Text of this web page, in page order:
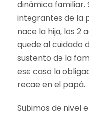
dinámica familiar.
integrantes de la
nace la hija, los 2
quede al cuidado
sustento de la
ese caso la
recae en el papá.
Subimos de nivel